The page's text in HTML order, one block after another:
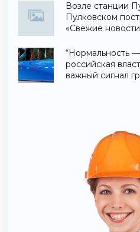
Возле станции
Пулковском
«Свежие
“Нормальность
российская
важный сигнал